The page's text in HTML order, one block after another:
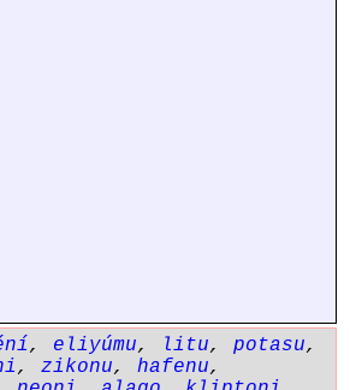
, eliyúmu, litu, potasu,
, zikonu, hafenu,